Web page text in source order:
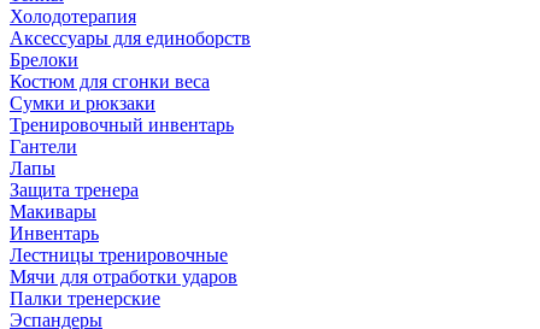
Холодотерапия
Аксессуары для единоборств
Брелоки
Костюм для сгонки веса
Сумки и рюкзаки
Тренировочный инвентарь
Гантели
Лапы
Защита тренера
Макивары
Инвентарь
Лестницы тренировочные
Мячи для отработки ударов
Палки тренерские
Эспандеры